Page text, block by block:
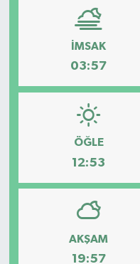
İMSAK
03:57
ÖĞLE
12:53
AKŞAM
19:57
KANALV Spor
Kültür Sanat
Öğle Bülteni
Siyaset